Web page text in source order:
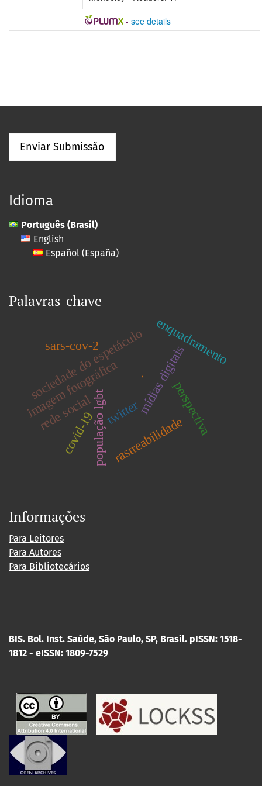
- see details
Enviar Submissão
Idioma
Português (Brasil)
English
Español (España)
Palavras-chave
.
população lgbttwittermídias digitais
enquadramento
perspectiva
imagem fotográfica
sociedade do espetáculo
rede social
rastreabilidade
sars-cov-2
covid-19
Informações
Para Leitores
Para Autores
Para Bibliotecários
BIS. Bol. Inst. Saúde, São Paulo, SP, Brasil. pISSN: 1518-
1812 - eISSN: 1809-7529